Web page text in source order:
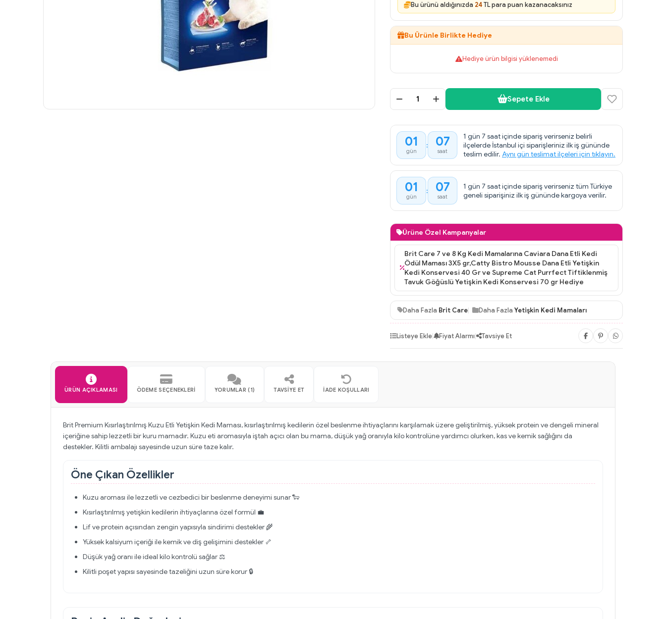
Bu ürünü aldığınızda 24TL para puan kazanacaksınız
Bu Ürünle Birlikte Hediye
Hediye ürün bilgisi yüklenemedi
Sepete Ekle
01
gün
: 07
saat
1 gün 7 saat içinde sipariş verirseniz belirli
ilçelerde İstanbul içi siparişleriniz ilk iş gününde
teslim edilir. Aynı gün teslimat ilçeleri için tıklayın.
01
gün
: 07
saat
1 gün 7 saat içinde sipariş verirseniz tüm Türkiye
geneli siparişiniz ilk iş gününde kargoya verilir.
Ürüne Özel Kampanyalar
Brit Care 7 ve 8 Kg Kedi Mamalarına Caviara Dana Etli Kedi
Ödül Maması 3X5 gr,Catty Bistro Mousse Dana Etli Yetişkin
Kedi Konservesi 40 Gr ve Supreme Cat Purrfect Tiftiklenmiş
Tavuk Göğüslü Yetişkin Kedi Konservesi 70 gr Hediye
Daha Fazla Brit Care Daha Fazla Yetişkin Kedi Mamaları
Listeye Ekle| Fiyat Alarmı| Tavsiye Et
ÜRÜN AÇIKLAMASI ÖDEME SEÇENEKLERI YORUMLAR (1) TAVSIYE ET İADE KOŞULLARI
Brit Premium Kısırlaştırılmış Kuzu Etli Yetişkin Kedi Maması, kısırlaştırılmış kedilerin özel beslenme ihtiyaçlarını karşılamak üzere geliştirilmiş, yüksek protein ve dengeli mineral
içeriğine sahip lezzetli bir kuru mamadır. Kuzu eti aromasıyla iştah açıcı olan bu mama, düşük yağ oranıyla kilo kontrolüne yardımcı olurken, kas ve kemik sağlığını da
destekler. Kilitli ambalajı sayesinde uzun süre taze kalır.
Öne Çıkan Özellikler
Kuzu aroması ile lezzetli ve cezbedici bir beslenme deneyimi sunar 🐑
Kısırlaştırılmış yetişkin kedilerin ihtiyaçlarına özel formül 💼
Lif ve protein açısından zengin yapısıyla sindirimi destekler 🌾
Yüksek kalsiyum içeriği ile kemik ve diş gelişimini destekler 🦴
Düşük yağ oranı ile ideal kilo kontrolü sağlar ⚖️
Kilitli poşet yapısı sayesinde tazeliğini uzun süre korur 🔒